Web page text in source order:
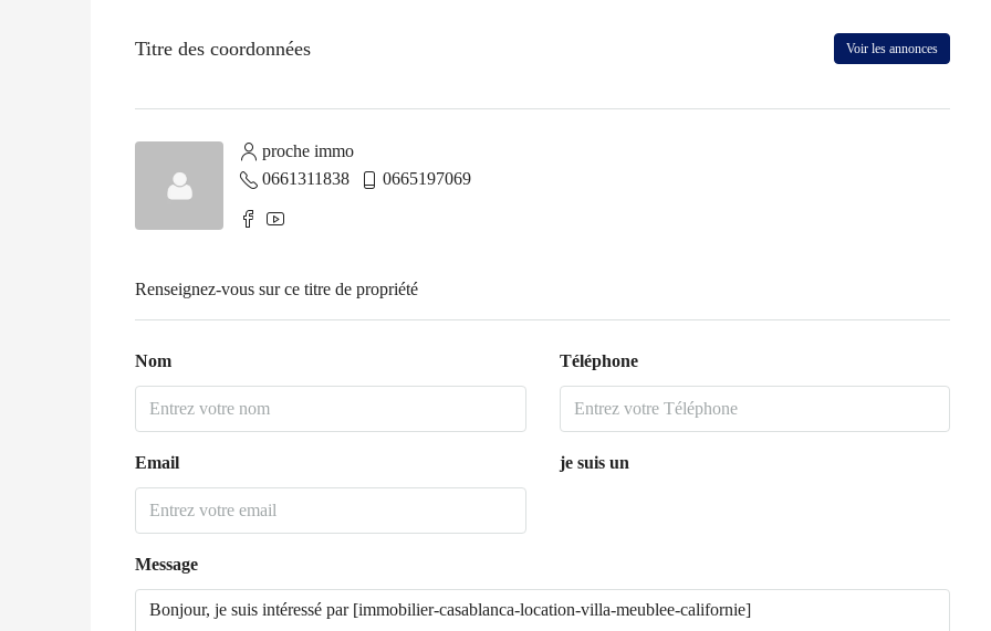
Titre des coordonnées Voir les annonces
proche immo
0661311838
0665197069
Renseignez-vous sur ce titre de propriété
Nom Téléphone
Email je suis un
Message